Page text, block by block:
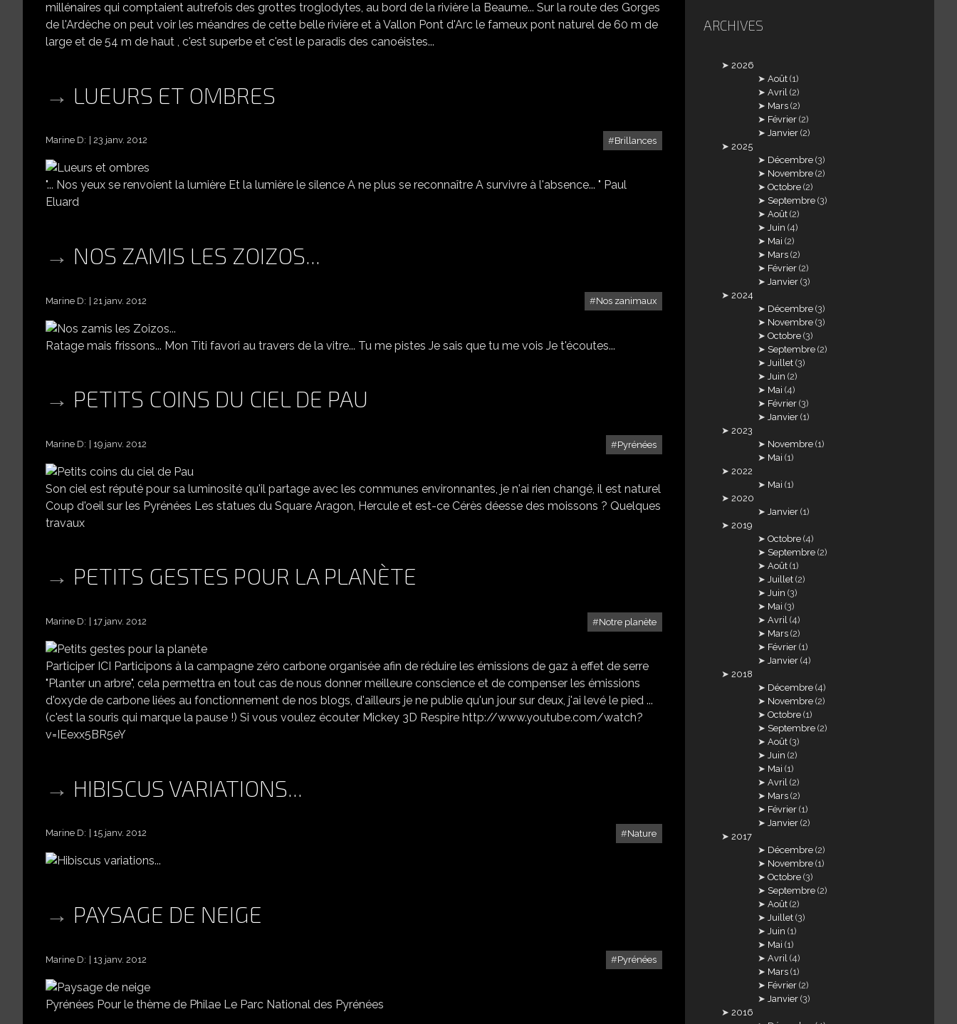
millénaires qui comptaient autrefois des grottes troglodytes, au bord de la rivière la Beaume... Sur la route des Gorges
de l'Ardèche on peut voir les méandres de cette belle rivière et à Vallon Pont d'Arc le fameux pont naturel de 60 m de
large et de 54 m de haut , c'est superbe et c'est le paradis des canoéistes...
LUEURS ET OMBRES
Brillances
Marine D: 23 janv. 2012 LUEURS ET OMBRES
"... Nos yeux se renvoient la lumière Et la lumière le silence A ne plus se reconnaître A survivre à l'absence... " Paul
Eluard
NOS ZAMIS LES ZOIZOS...
Nos zanimaux
Marine D: 21 janv. 2012 NOS ZAMIS LES ZOIZOS...
Ratage mais frissons... Mon Titi favori au travers de la vitre... Tu me pistes Je sais que tu me vois Je t'écoutes...
PETITS COINS DU CIEL DE PAU
Pyrénées
Marine D: 19 janv. 2012 PETITS COINS DU CIEL DE PAU
Son ciel est réputé pour sa luminosité qu'il partage avec les communes environnantes, je n'ai rien changé, il est naturel
Coup d'oeil sur les Pyrénées Les statues du Square Aragon, Hercule et est-ce Cérès déesse des moissons ? Quelques
travaux
PETITS GESTES POUR LA PLANÈTE
Notre planète
Marine D: 17 janv. 2012 PETITS GESTES POUR LA PLANÈTE
Participer ICI Participons à la campagne zéro carbone organisée afin de réduire les émissions de gaz à effet de serre
"Planter un arbre", cela permettra en tout cas de nous donner meilleure conscience et de compenser les émissions
d'oxyde de carbone liées au fonctionnement de nos blogs, d'ailleurs je ne publie qu'un jour sur deux, j'ai levé le pied ...
(c'est la souris qui marque la pause !) Si vous voulez écouter Mickey 3D Respire http://www.youtube.com/watch?
v=IEexx5BR5eY
HIBISCUS VARIATIONS...
Nature
Marine D: 15 janv. 2012 HIBISCUS VARIATIONS...
PAYSAGE DE NEIGE
Pyrénées
Marine D: 13 janv. 2012 PAYSAGE DE NEIGE
Pyrénées Pour le thème de Philae Le Parc National des Pyrénées
ARCHIVES
2026
Août (1)
Avril (2)
Mars (2)
Février (2)
Janvier (2)
2025
Décembre (3)
Novembre (2)
Octobre (2)
Septembre (3)
Août (2)
Juin (4)
Mai (2)
Mars (2)
Février (2)
Janvier (3)
2024
Décembre (3)
Novembre (3)
Octobre (3)
Septembre (2)
Juillet (3)
Juin (2)
Mai (4)
Février (3)
Janvier (1)
2023
Novembre (1)
Mai (1)
2022
Mai (1)
2020
Janvier (1)
2019
Octobre (4)
Septembre (2)
Août (1)
Juillet (2)
Juin (3)
Mai (3)
Avril (4)
Mars (2)
Février (1)
Janvier (4)
2018
Décembre (4)
Novembre (2)
Octobre (1)
Septembre (2)
Août (3)
Juin (2)
Mai (1)
Avril (2)
Mars (2)
Février (1)
Janvier (2)
2017
Décembre (2)
Novembre (1)
Octobre (3)
Septembre (2)
Août (2)
Juillet (3)
Juin (1)
Mai (1)
Avril (4)
Mars (1)
Février (2)
Janvier (3)
2016